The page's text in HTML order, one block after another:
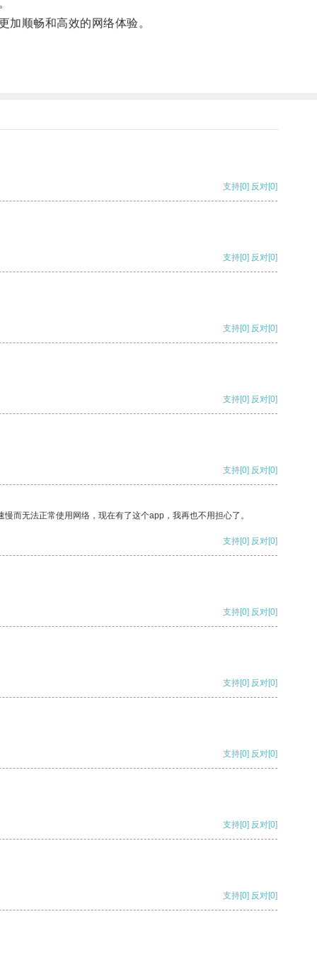
顺畅和高效的网络体验。
支持[0] 反对[0]
支持[0] 反对[0]
支持[0] 反对[0]
支持[0] 反对[0]
支持[0] 反对[0]
而无法正常使用网络，现在有了这个app，我再也不用担心了。
支持[0] 反对[0]
支持[0] 反对[0]
支持[0] 反对[0]
支持[0] 反对[0]
支持[0] 反对[0]
支持[0] 反对[0]